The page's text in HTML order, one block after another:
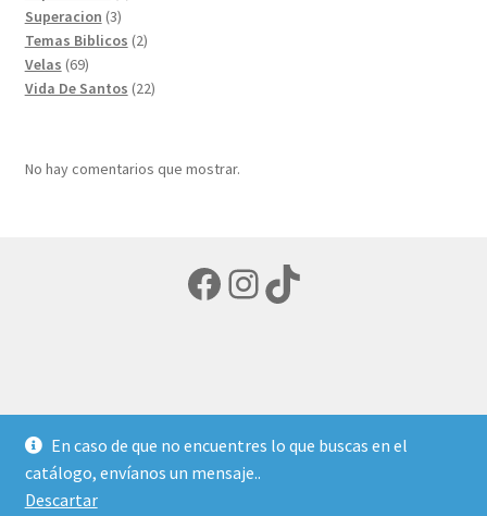
Superacion 33
productos
Temas Biblicos 22
Velas 6969
productos
Vida De Santos 2222
No hay comentarios que mostrar.
Facebook
Instagram
TikTok
Política de privacidad
Creado con Storefront y
WooCommerce.
En caso de que no encuentres lo que buscas en el
catálogo, envíanos un mensaje..
Descartar